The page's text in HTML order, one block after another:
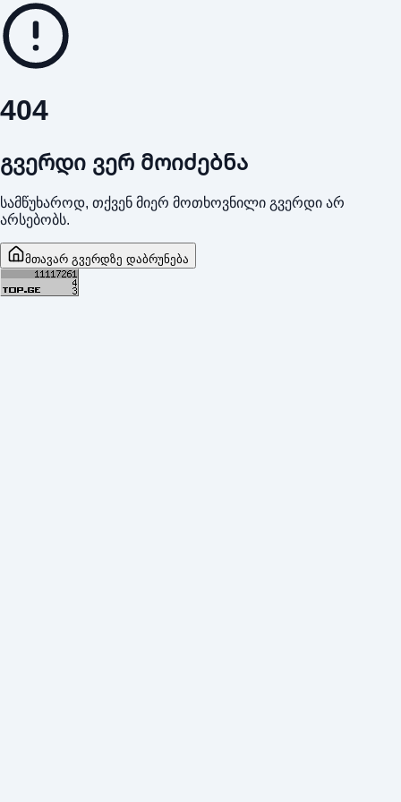
404
გვერდი ვერ მოიძებნა
სამწუხაროდ, თქვენ მიერ მოთხოვნილი გვერდი არ
არსებობს.
მთავარ გვერდზე დაბრუნება